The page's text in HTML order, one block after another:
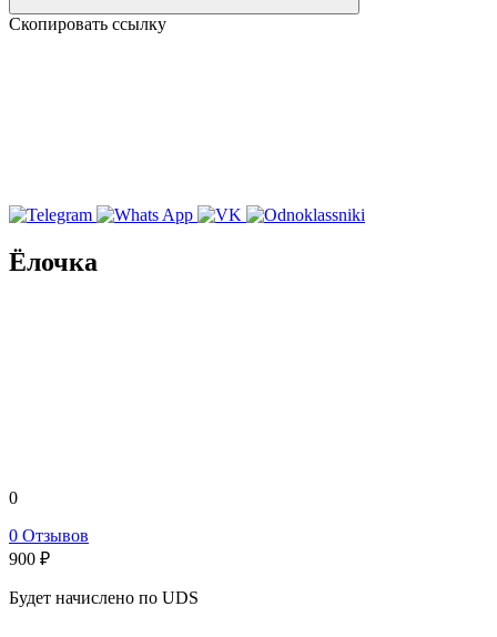
Скопировать ссылку
Ёлочка
0
0 Отзывов
900 ₽
Будет начислено по UDS